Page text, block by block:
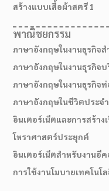
สร้างแบบเสื้อผ้าสตรี 1
พาณิชยกรรม
ภาษาอังกฤษในงานธุรกิจส
ภาษาอังกฤษในงานธุรกิจบ
ภาษาอังกฤษในงานธุรกิจท่
ภาษาอังกฤษในชีวิตประจ
อินเตอร์เน็ตและการสร้าง
โหราศาสตร์ประยุกต์
อินเตอร์เน็ตสำหรับงานอีค
การใช้งานโมบายเทคโนโ